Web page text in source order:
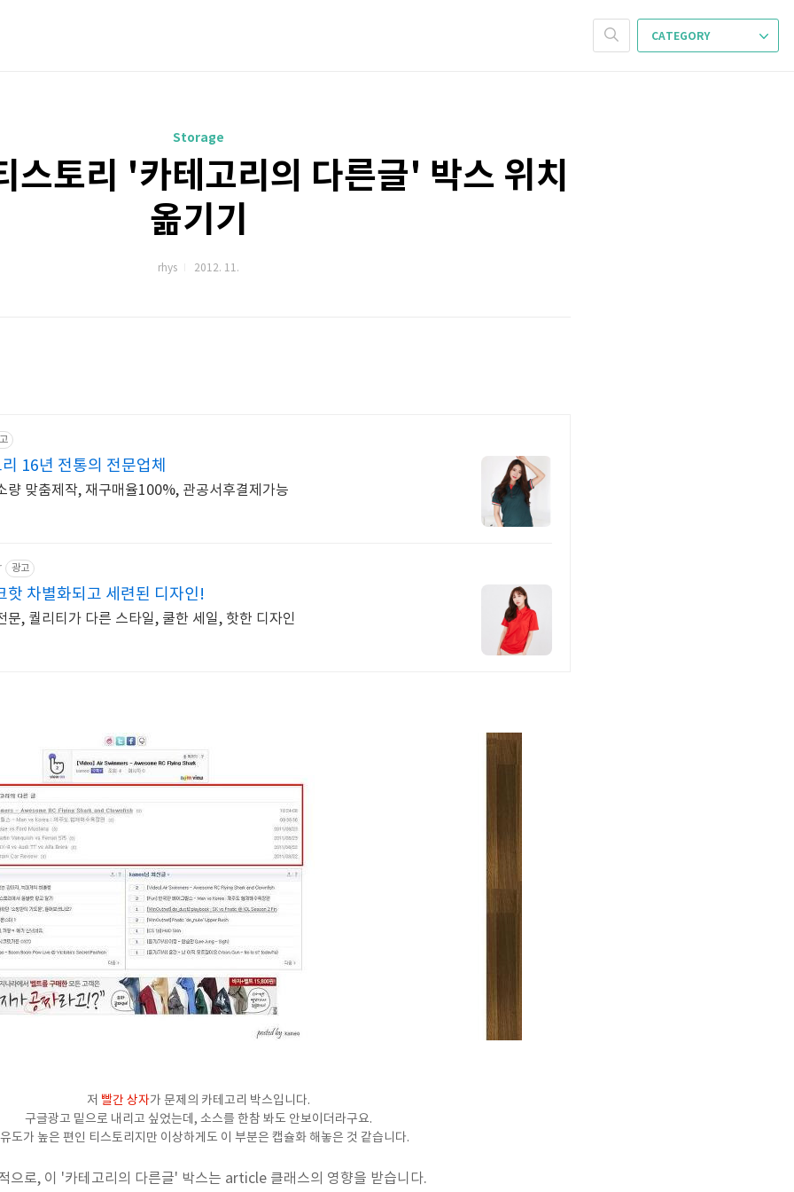
CATEGORY
Storage
토리 '카테고리의 다른글' 박스 위치
옮기기
rhys 2012. 11.
16년 전통의 전문업체
량 맞춤제작, 재구매율100%, 관공서후결제가능
광고
핫 차별화되고 세련된 디자인!
문, 퀄리티가 다른 스타일, 쿨한 세일, 핫한 디자인
저 빨간 상자가 문제의 카테고리 박스입니다.
구글광고 밑으로 내리고 싶었는데, 소스를 한참 봐도 안보이더라구요.
도가 높은 편인 티스토리지만 이상하게도 이 부분은 캡슐화 해놓은 것 같습니다.
으로, 이 '카테고리의 다른글' 박스는 article 클래스의 영향을 받습니다.